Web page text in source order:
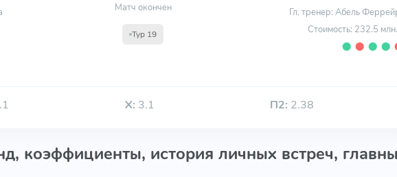
Матч окончен
Тур 19
Гл. тренер: Абель
Стоимость: 232.5
⬤ ⬤ ⬤ ⬤
Х: 3.1 П2: 2.38
коэффициенты, история личных встреч,